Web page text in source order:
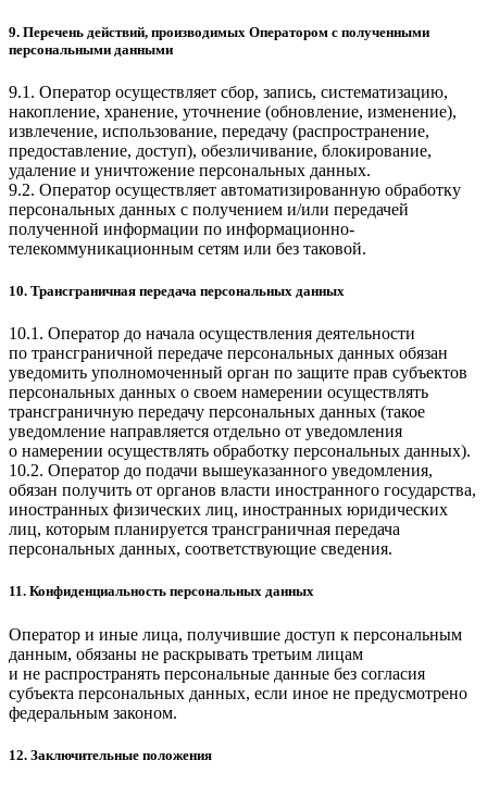
9. Перечень действий, производимых Оператором с полученными
персональными данными
9.1. Оператор осуществляет сбор, запись, систематизацию,
накопление, хранение, уточнение (обновление, изменение),
извлечение, использование, передачу (распространение,
предоставление, доступ), обезличивание, блокирование,
удаление и уничтожение персональных данных.
9.2. Оператор осуществляет автоматизированную обработку
персональных данных с получением и/или передачей
полученной информации по информационно-
телекоммуникационным сетям или без таковой.
10. Трансграничная передача персональных данных
10.1. Оператор до начала осуществления деятельности
по трансграничной передаче персональных данных обязан
уведомить уполномоченный орган по защите прав субъектов
персональных данных о своем намерении осуществлять
трансграничную передачу персональных данных (такое
уведомление направляется отдельно от уведомления
о намерении осуществлять обработку персональных данных).
10.2. Оператор до подачи вышеуказанного уведомления,
обязан получить от органов власти иностранного государства,
иностранных физических лиц, иностранных юридических
лиц, которым планируется трансграничная передача
персональных данных, соответствующие сведения.
11. Конфиденциальность персональных данных
Оператор и иные лица, получившие доступ к персональным
данным, обязаны не раскрывать третьим лицам
и не распространять персональные данные без согласия
субъекта персональных данных, если иное не предусмотрено
федеральным законом.
12. Заключительные положения